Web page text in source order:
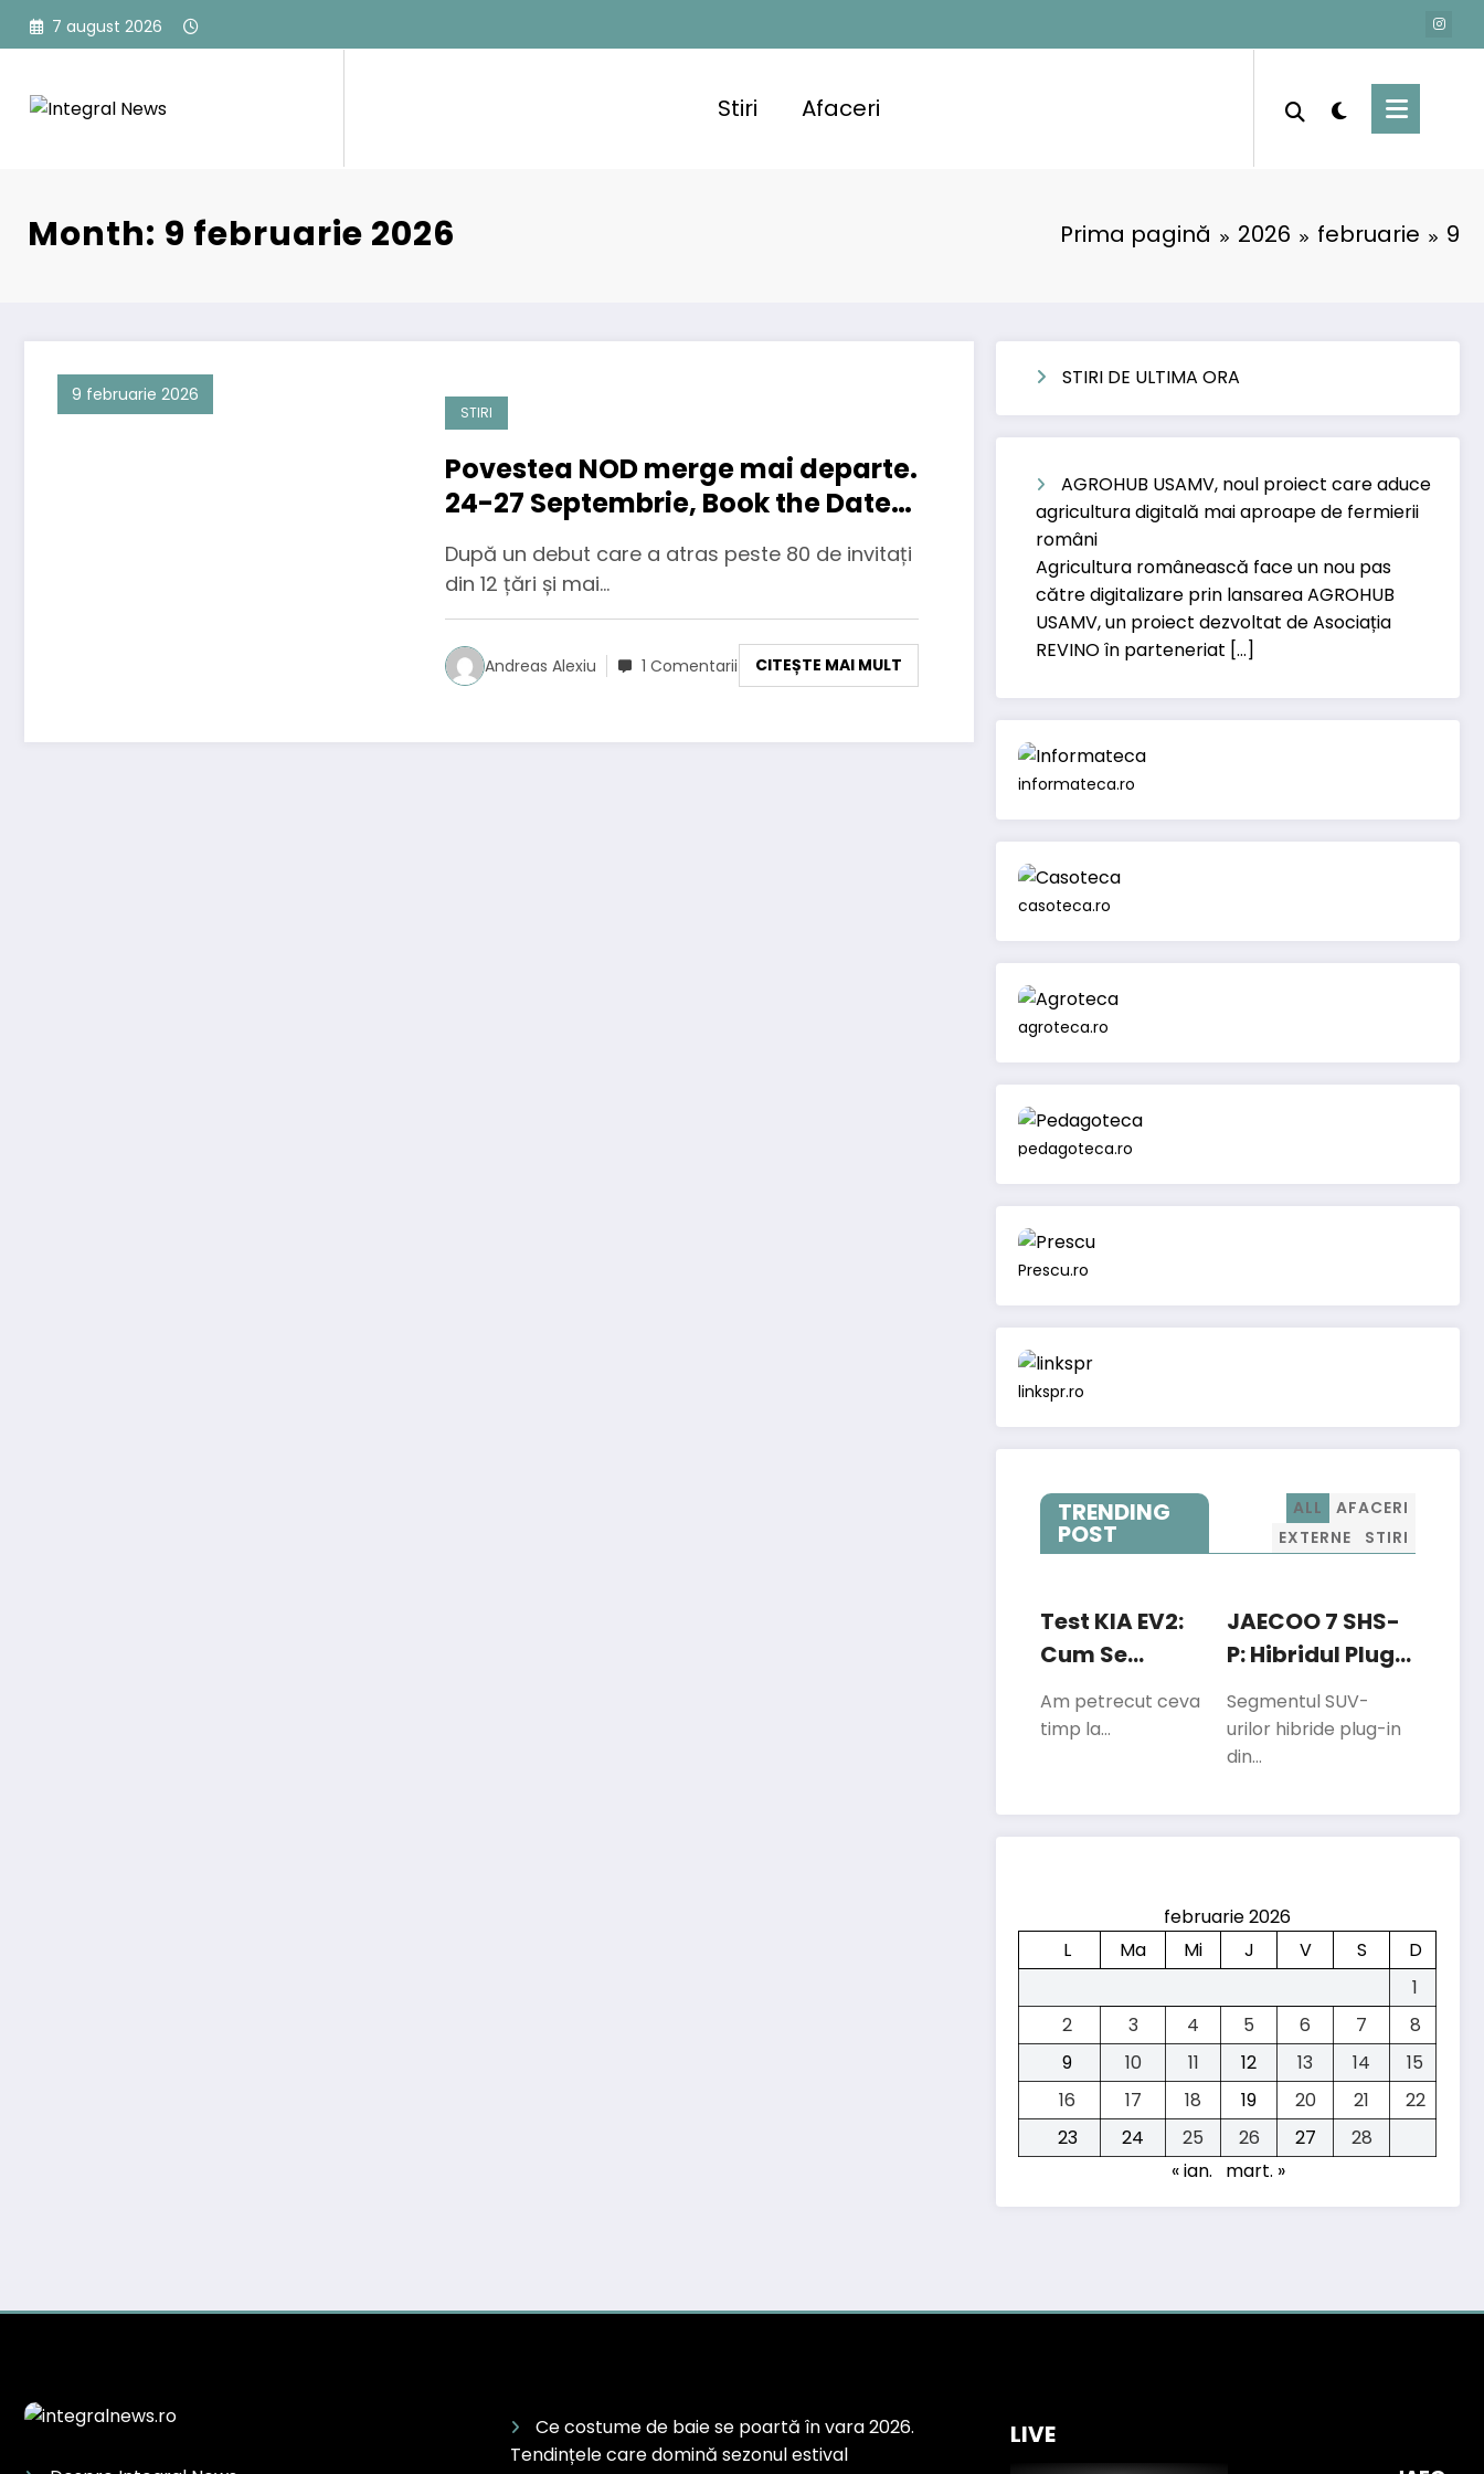
7 august 2026
Stiri Afaceri
Month: 9 februarie 2026 Prima pagină 2026 februarie 9
9 februarie 2026
STIRI
Povestea NOD merge mai departe.
24-27 Septembrie, Book the Date
pentru ediția a doua
După un debut care a atras peste 80 de invitați
din 12 țări și mai…
Andreas Alexiu 1 Comentarii CITEȘTE MAI MULT
STIRI DE ULTIMA ORA
AGROHUB USAMV, noul proiect care aduce
agricultura digitală mai aproape de fermierii
români
Agricultura românească face un nou pas
către digitalizare prin lansarea AGROHUB
USAMV, un proiect dezvoltat de Asociația
REVINO în parteneriat […]
informateca.ro
casoteca.ro
agroteca.ro
pedagoteca.ro
Prescu.ro
linkspr.ro
TRENDING
POST
ALL
AFACERI
EXTERNE
STIRI
Test KIA EV2:
Cum Se
Descurcă Cea
Mai Mică
București
Am petrecut ceva
timp la…
JAECOO 7 SHS-
P: Hibridul Plug-
In Care Vrea Să
Concureze Cu
Liderii
Segmentul SUV-
urilor hibride plug-in
din…
februarie 2026
L
Ma Mi J V S
D
1
2
3 4 5 6 7
8
9
10 11 12 13 14
15
16
17 18 19 20 21
22
23
24 25 26 27
28
« ian.
mart. »
Ce costume de baie se poartă în vara 2026.
Tendințele care domină sezonul estival
LIVEdescurcă